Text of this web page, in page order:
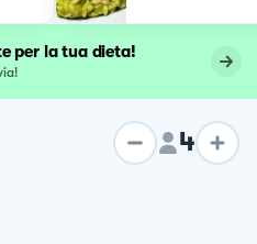
per la tua dieta!
4